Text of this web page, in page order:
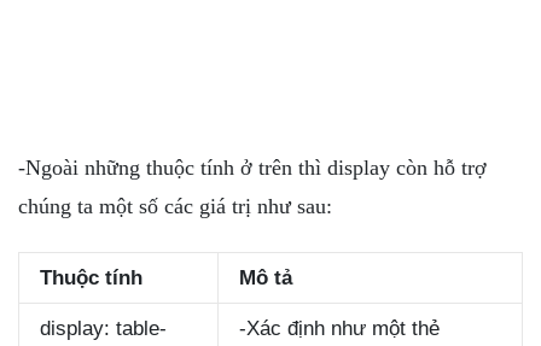
-Ngoài những thuộc tính ở trên thì display còn hỗ trợ
chúng ta một số các giá trị như sau:
Thuộc tính Mô tả
display: table-
-Xác định như một thẻ